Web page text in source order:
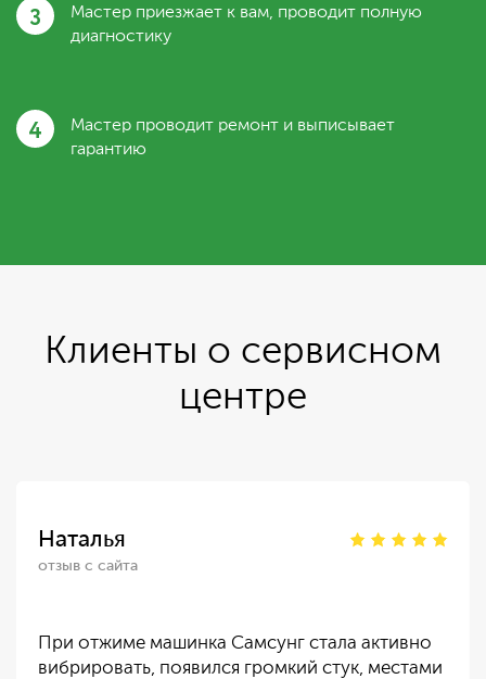
3
Мастер приезжает к вам, проводит полную
диагностику
4
Мастер проводит ремонт и выписывает
гарантию
Клиенты о сервисном
центре
Наталья
отзыв с сайта
При отжиме машинка Самсунг стала активно
вибрировать, появился громкий стук, местами